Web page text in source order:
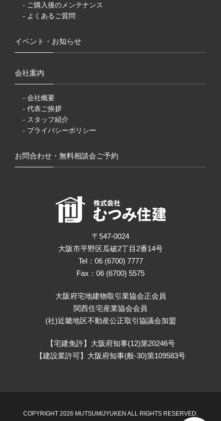
- ご購入後のメンテナンス
- よくあるご質問
イベント・お知らせ
会社案内
- 会社概要
- 代表ご挨拶
- スタッフ紹介
- プライバシーポリシー
お問合わせ・無料相談会ご予約
〒547-0024
大阪市平野区瓜破2丁目2番14号
Tel：06 (6700) 7777
Fax：06 (6700) 5575
大阪府宅地建物取引業協会正会員
関西住宅産業協会会員
(社)近畿地区不動産公正取引協議会加盟
【宅建免許】大阪府知事(12)第20246号
【建設業許可】大阪府知事(般-30)第109583号
COPYRIGHT 2026 MUTSUMIJYUKEN ALL RIGHTS RESERVED.